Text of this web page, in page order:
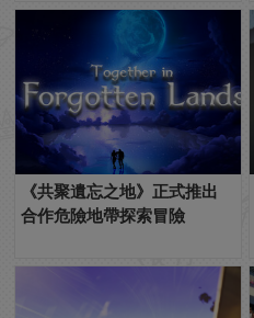
《共聚遺忘之地》正式推出
合作危險地帶探索冒險